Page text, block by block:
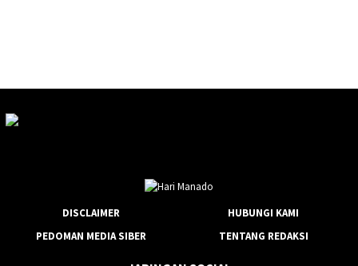
DISCLAIMER
HUBUNGI KAMI
PEDOMAN MEDIA SIBER
TENTANG REDAKSI